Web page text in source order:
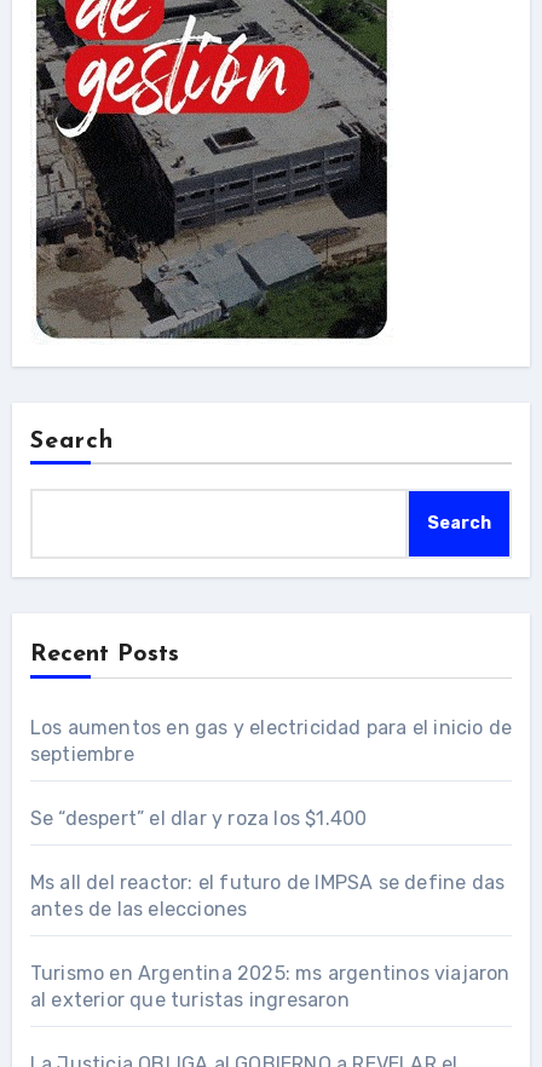
Search
Search
Recent Posts
Los aumentos en gas y electricidad para el inicio de
septiembre
Se “despert” el dlar y roza los $1.400
Ms all del reactor: el futuro de IMPSA se define das
antes de las elecciones
Turismo en Argentina 2025: ms argentinos viajaron
al exterior que turistas ingresaron